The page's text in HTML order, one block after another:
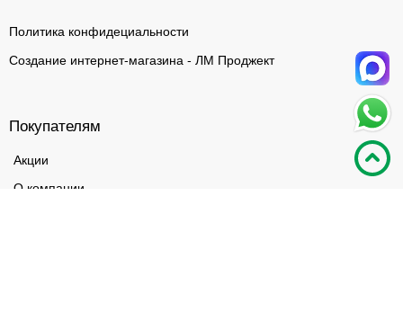
Политика конфидециальности
Создание интернет-магазина - ЛМ Проджект
Покупателям
Акции
О компании